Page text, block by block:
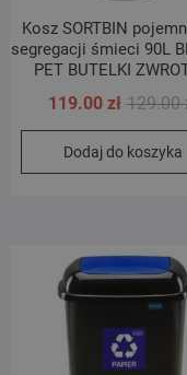
Kosz SORTBIN
segregacji śmieci 90L
PET BUTELKI
129.00
119.00 zł
Dodaj do koszyka